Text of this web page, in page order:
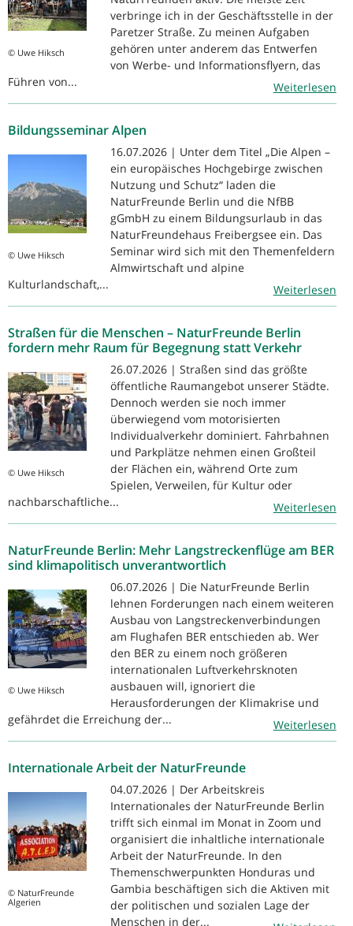
© Uwe Hiksch
verbringe ich in der Geschäftsstelle in der
Paretzer Straße. Zu meinen Aufgaben
gehören unter anderem das Entwerfen
von Werbe- und Informationsflyern, das
Führen von...
Weiterlesen
Bildungsseminar Alpen
© Uwe Hiksch
16.07.2026 | Unter dem Titel „Die Alpen –
ein europäisches Hochgebirge zwischen
Nutzung und Schutz“ laden die
NaturFreunde Berlin und die NfBB
gGmbH zu einem Bildungsurlaub in das
NaturFreundehaus Freibergsee ein. Das
Seminar wird sich mit den Themenfeldern
Almwirtschaft und alpine
Kulturlandschaft,...
Weiterlesen
Straßen für die Menschen – NaturFreunde Berlin
fordern mehr Raum für Begegnung statt Verkehr
© Uwe Hiksch
26.07.2026 | Straßen sind das größte
öffentliche Raumangebot unserer Städte.
Dennoch werden sie noch immer
überwiegend vom motorisierten
Individualverkehr dominiert. Fahrbahnen
und Parkplätze nehmen einen Großteil
der Flächen ein, während Orte zum
Spielen, Verweilen, für Kultur oder
nachbarschaftliche...
Weiterlesen
NaturFreunde Berlin: Mehr Langstreckenflüge am BER
sind klimapolitisch unverantwortlich
© Uwe Hiksch
06.07.2026 | Die NaturFreunde Berlin
lehnen Forderungen nach einem weiteren
Ausbau von Langstreckenverbindungen
am Flughafen BER entschieden ab. Wer
den BER zu einem noch größeren
internationalen Luftverkehrsknoten
ausbauen will, ignoriert die
Herausforderungen der Klimakrise und
gefährdet die Erreichung der...
Weiterlesen
Internationale Arbeit der NaturFreunde
© NaturFreunde
Algerien
04.07.2026 | Der Arbeitskreis
Internationales der NaturFreunde Berlin
trifft sich einmal im Monat in Zoom und
organisiert die inhaltliche internationale
Arbeit der NaturFreunde. In den
Themenschwerpunkten Honduras und
Gambia beschäftigen sich die Aktiven mit
der politischen und sozialen Lage der
Menschen in der...